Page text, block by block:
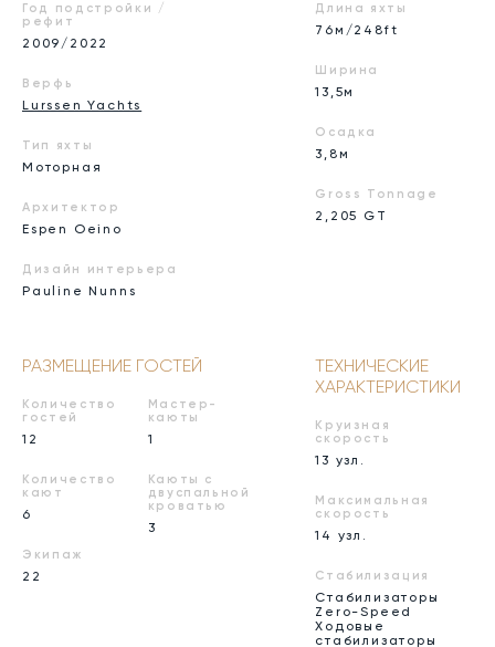
Год подстройки /
рефит
2009/2022
Верфь
Lurssen Yachts
Тип яхты
Моторная
Архитектор
Espen Oeino
Дизайн интерьера
Pauline Nunns
Длина яхты
76м/248ft
Ширина
13,5м
Осадка
3,8м
Gross Tonnage
2,205 GT
РАЗМЕЩЕНИЕ ГОСТЕЙ
Количество
гостей
12
Количество
кают
6
Экипаж
22
Мастер-
каюты
1
Каюты с
двуспальной
кроватью
3
ТЕХНИЧЕСКИЕ
ХАРАКТЕРИСТИКИ
Круизная
скорость
13 узл.
Максимальная
скорость
14 узл.
Стабилизация
Стабилизаторы
Zero-Speed
Ходовые
стабилизаторы